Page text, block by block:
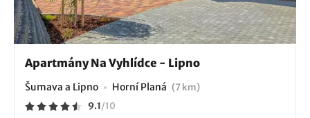
Apartmány Na Vyhlídce - Lipno
Šumava a Lipno Horní Planá (7 km)
9.1/10